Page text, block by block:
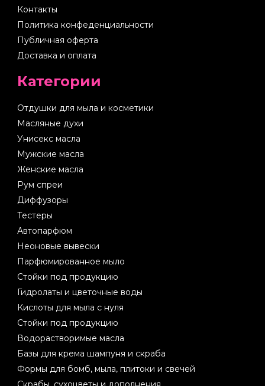
Контакты
Политика конфеденциальности
Публичная оферта
Доставка и оплата
Категории
Отдушки для мыла и косметики
Масляные духи
Унисекс масла
Мужские масла
Женские масла
Рум спреи
Диффузоры
Тестеры
Автопарфюм
Неоновые вывески
Парфюмированное мыло
Стойки под продукцию
Гидролаты и цветочные воды
Кислоты для мыла с нуля
Стойки под продукцию
Водорастворимые масла
Базы для крема шампуня и скраба
Формы для бомб, мыла, плитоки и свечей